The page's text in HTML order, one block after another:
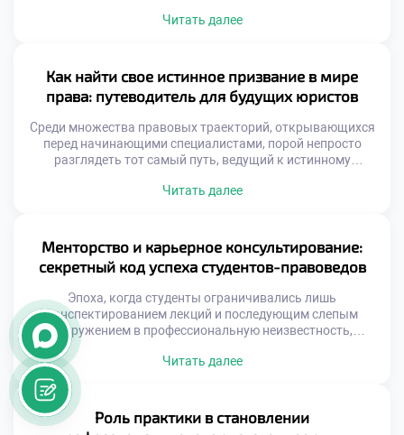
юриспруденции. Учащиеся оказываются в среде, где
становится ступенью к будущему профессиональному
триумфу. Именно поэтому осознанная учеба в техникуме
здесь воспринимается не […]
Читать далее
Как найти свое истинное призвание в мире
права: путеводитель для будущих юристов
Среди множества правовых траекторий, открывающихся
перед начинающими специалистами, порой непросто
разглядеть тот самый путь, ведущий к истинному
нормативных актов, а живой, пульсирующий мир
надежным компасом, который помогает студентам не
только освоить законы, но и […]
Читать далее
Менторство и карьерное консультирование:
секретный код успеха студентов-правоведов
Эпоха, когда студенты ограничивались лишь
конспектированием лекций и последующим слепым
погружением в профессиональную неизвестность,
безвозвратно ушла в прошлое. Сегодняшним
начинающим правоведам приходится решать куда более
сложную задачу — гармонично синтезировать
фундаментальную теорию с суровыми реалиями
юридической практики. Именно поэтому продуманная
учеба в техникуме сегодня неразрывно связана с
Читать далее
Роль практики в становлении